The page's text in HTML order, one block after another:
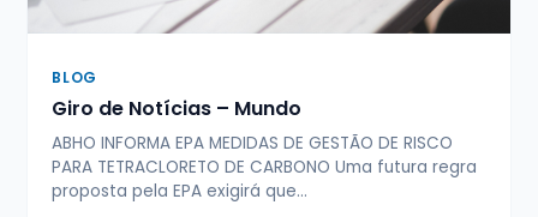
BLOG
Giro de Notícias – Mundo
ABHO INFORMA EPA MEDIDAS DE GESTÃO DE RISCO
PARA TETRACLORETO DE CARBONO Uma futura regra
proposta pela EPA exigirá que…